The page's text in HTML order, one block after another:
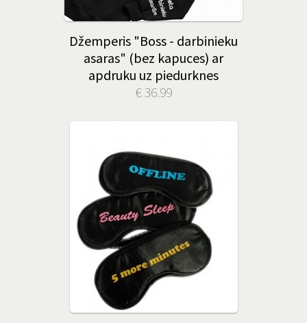
Džemperis "Boss - darbinieku
asaras" (bez kapuces) ar
apdruku uz piedurknes
€ 36.99